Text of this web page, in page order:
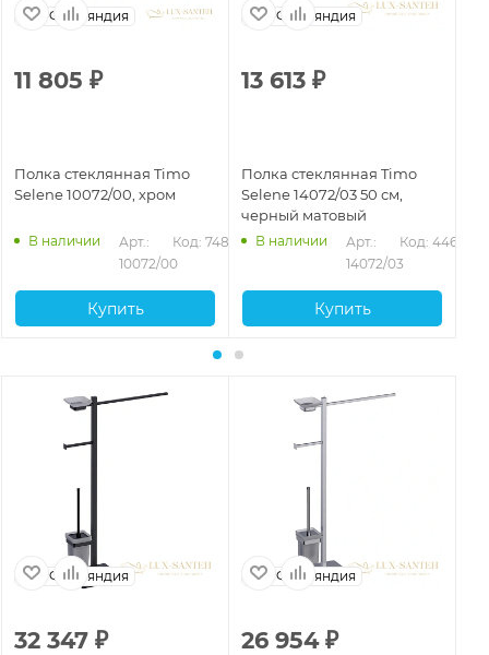
Финляндия
11 805 ₽
Полка стеклянная Timo
Selene 10072/00, хром
В наличии
Арт.:
10072/00
Код: 74893
Купить
Финляндия
13 613 ₽
Полка стеклянная Timo
Selene 14072/03 50 см,
черный матовый
В наличии
Арт.:
14072/03
Код: 44663
Купить
Финляндия
32 347 ₽
Финляндия
26 954₽